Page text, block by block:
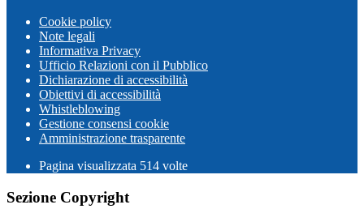
Cookie policy
Note legali
Informativa Privacy
Ufficio Relazioni con il Pubblico
Dichiarazione di accessibilità
Obiettivi di accessibilità
Whistleblowing
Gestione consensi cookie
Amministrazione trasparente
Pagina visualizzata 514 volte
Sezione Copyright